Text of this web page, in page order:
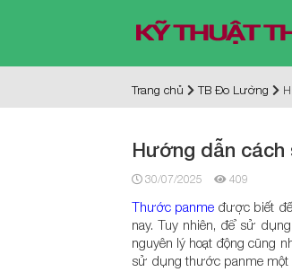
Trang chủ TB Đo Lường
Hướng dẫn
30/07/2025 409
Thước panme được biết
nay. Tuy nhiên, để sử
nguyên lý hoạt động cũng
sử dụng thước panme một